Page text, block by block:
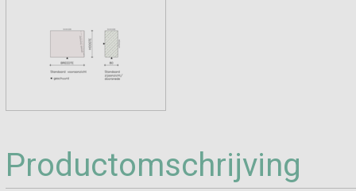
Productomschrijving